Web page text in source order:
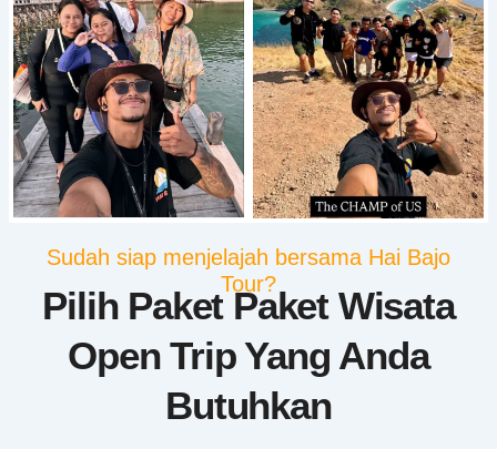
Sudah siap menjelajah bersama Hai Bajo
Tour?
Pilih Paket Paket Wisata
Open Trip Yang Anda
Butuhkan